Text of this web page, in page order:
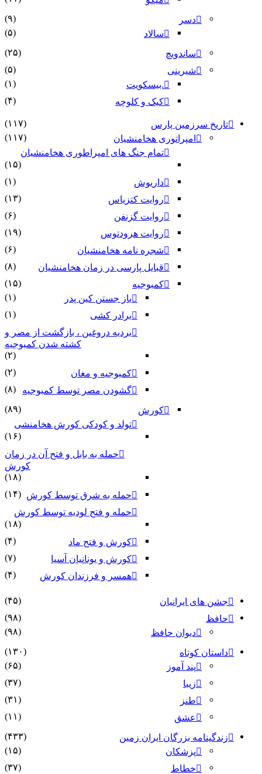
دسر
(۹)
سالاد
(۵)
ساندویچ
(۲۵)
شیرینی
(۵)
.بیسکویت
(۱)
کیک و کلوچه
(۴)
تاریخ سرزمین پارس
(۱۱۷)
امپراتوری هخامنشیان
(۱۱۷)
تمام جنگ های امپراطوری هخامنشیان
(۱۵)
داریوش
(۱)
روایت کتزیاس
(۱۳)
روایت گزنفن
(۶)
روایت هرودتوس
(۱۹)
شجره نامه هخامنشیان
(۶)
قبایل پارسی در زمان هخامنشیان
(۸)
کمبوجیه
(۱۵)
باز جستن کین پدر
(۱)
برادر کشی
(۱)
بردیه دروغین ، بازگشت از مصر و
کشته شدن کمبوجیه
(۲)
کمبوجیه و مغان
(۲)
گشودن مصر توسط کمبوجیه
(۸)
کورش
(۸۹)
تولد و کودکی کورش هخامنشی
(۱۶)
حمله به بابل و فتح آن در زمان
کورش
(۱۸)
حمله به شرق توسط کورش (۱۴)
حمله و فتح لودیه توسط کورش
(۱۸)
کورش و فتح ماد
(۴)
کورش و یونانیان آسیا
(۷)
همسر و فرزندان کورش
(۴)
جشن های ایرانیان
(۴۵)
حافظ
(۹۸)
دیوان حافظ
(۹۸)
داستان کوتاه
(۱۳۰)
پند آموز
(۶۵)
زیبا
(۳۷)
طنز
(۳۱)
عشق
(۱۱)
زندگینامه بزرگان ایران زمین
(۴۳۳)
پزشکان
(۱۵)
خطاط
(۳۷)